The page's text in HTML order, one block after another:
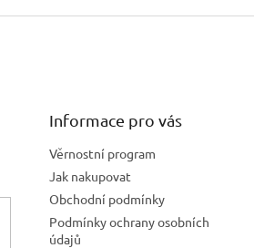
Informace pro vás
Věrnostní program
Jak nakupovat
Obchodní podmínky
Podmínky ochrany osobních
údajů